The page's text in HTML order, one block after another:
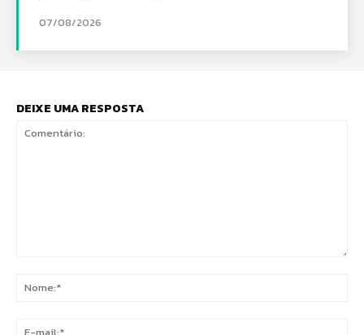
07/08/2026
DEIXE UMA RESPOSTA